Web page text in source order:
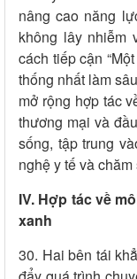
nâng cao năng
không lây nhiễm
cách tiếp cận
thống nhất làm
mở rộng hợp tác
thương mại và
sống, tập trung
nghệ y tế và
IV. Hợp tác về
xanh
30. Hai bên tái